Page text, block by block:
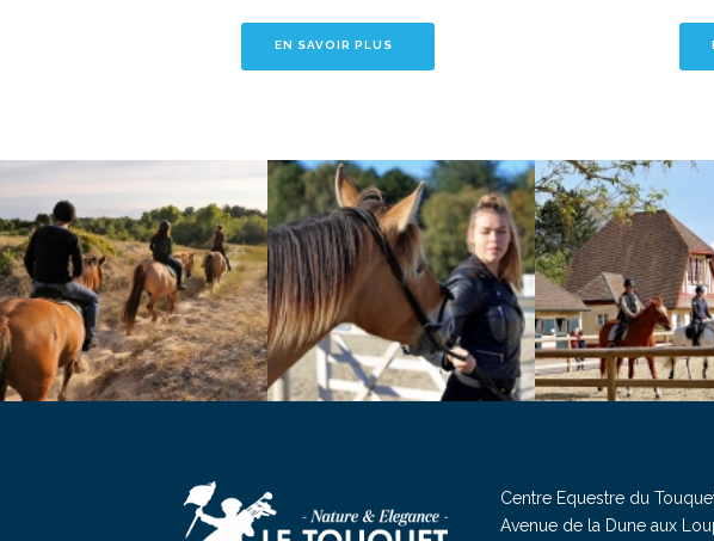
EN SAVOIR PLUS
Centre Equestre du
Avenue de la Dune aux